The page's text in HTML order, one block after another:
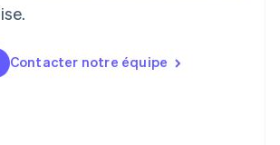
Contacter notre équipe